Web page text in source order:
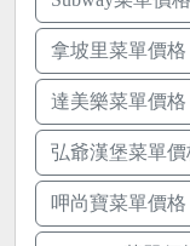
拿坡里菜單價格
達美樂菜單價格
弘爺漢堡菜單價
呷尚寶菜單價格